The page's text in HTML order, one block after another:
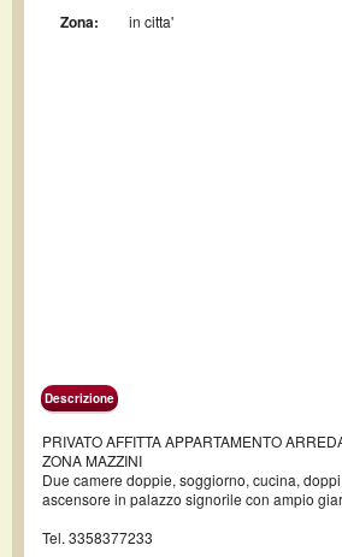
Zona: in citta'
Descrizione
PRIVATO AFFITTA APPARTAMENTO
ZONA MAZZINI
Due camere doppie, soggiorno, cucina,
ascensore in palazzo signorile con ampio
Tel. 3358377233